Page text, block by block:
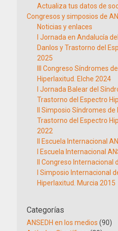
Actualiza tus datos de
Congresos y simposios de
Noticias y enlaces
I Jornada en Andalucía
Danlos y Trastorno del
2025
III Congreso Síndromes
Hiperlaxitud. Elche 2024
I Jornada Balear del
Trastorno del Espectro
II Simposio Síndromes
Trastorno del Espectro
2022
II Escuela Internacional
I Escuela Internacional
II Congreso Internacional
I Simposio Internacional
Hiperlaxitud. Murcia 2015
Categorías
ANSEDH en los medios (90)